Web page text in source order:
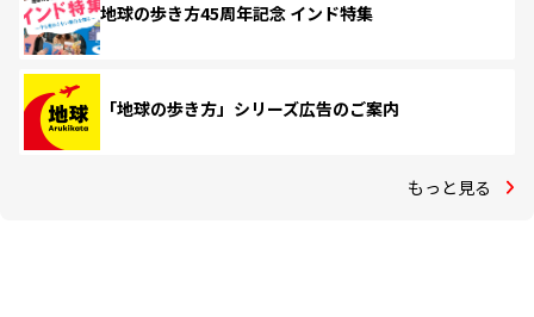
地球の歩き方45周年記念 インド特集
「地球の歩き方」シリーズ広告のご案内
もっと見る